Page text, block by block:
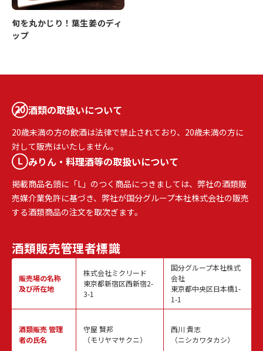
旬を丸かじり！葉生姜のディ
ップ
酒類の取扱いについて
20歳未満の方の飲酒は法律で禁止されており、20歳未満の方に
対して販売はいたしません。
みりん・料理酒等の取扱いについて
掲載商品名頭に「L」のつく商品につきましては、弊社の酒類販
売媒介業免許に基づき、弊社が国分グループ本社株式会社の販売
する酒類商品の注文を取次ぎます。
酒類販売管理者標識
販売場の名称
及び所在地
酒類販売管理
者の氏名
株式会社ミクリード
東京都新宿区西新宿2-
3-1
守屋 賢邦
（モリヤマサクニ）
国分グループ本社株式
会社
東京都中央区日本橋1-
1-1
西川 貴志
（ニシカワタカシ）